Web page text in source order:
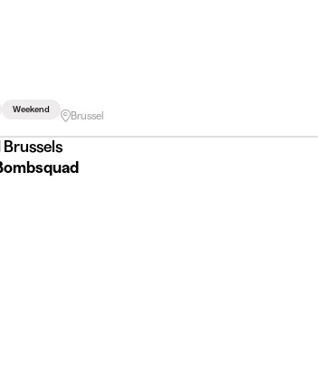
Weekend Brussel